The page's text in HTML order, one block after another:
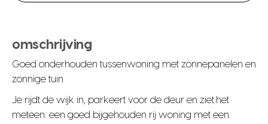
omschrijving
Goed onderhouden tussenwoning met zonnepanelen en
zonnige tuin
Je rijdt de wijk in, parkeert voor de deur en ziet het
meteen: een goed bijgehouden rij woning met een